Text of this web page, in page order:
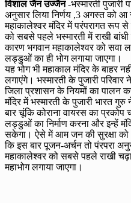
विशाल जैन उज्जैन-भस्मारती पुजारी
अनुसार लिया निर्णय ,3 अगस्त को आ
महाकालेश्वर मंदिर में परंपरागत रूप
को सबसे पहले भस्मारती में राखी बांधी
कारण भगवान महाकालेश्वर को सवा
लड्डुओं का ही भोग लगाया जाएगा।
यह भोग भी महाकाल मंदिर के बाहर
लगाएंगे। भस्मारती के पुजारी
जिला प्रशासन के नियमों का पालन
मंदिर में भस्मारती के पुजारी भारत गुरु
बार चूंकि कोराना वायरस का
लड्डुओं का निर्माण करना और इन्हें
सकेगा। ऐसे में आम जन की सुरक्षा को
कि इस बार पूजन-अर्चन तो पंरपरा
महाकालेश्वर को सबसे पहले राखी
महाभोग लगाया जाएगा।